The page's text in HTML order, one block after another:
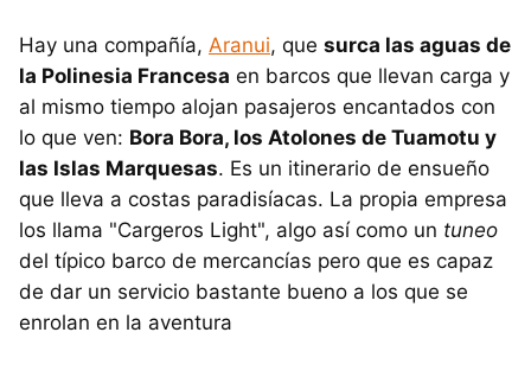
Hay una compañía, Aranui, que surca las aguas de
la Polinesia Francesa en barcos que llevan carga y
al mismo tiempo alojan pasajeros encantados con
lo que ven: Bora Bora, los Atolones de Tuamotu y
las Islas Marquesas. Es un itinerario de ensueño
que lleva a costas paradisíacas. La propia empresa
los llama "Cargeros Light", algo así como un tuneo
del típico barco de mercancías pero que es capaz
de dar un servicio bastante bueno a los que se
enrolan en la aventura